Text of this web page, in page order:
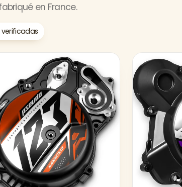
en France.
verificadas